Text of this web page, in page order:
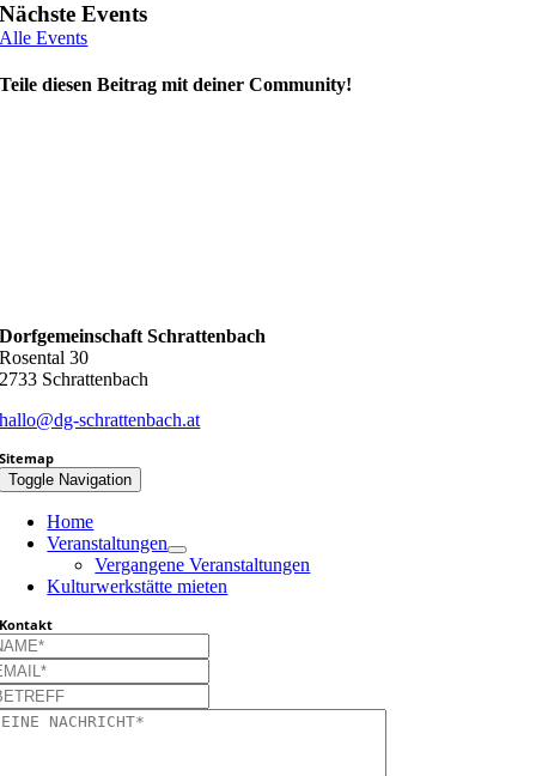
Nächste Events
Alle Events
Teile diesen Beitrag mit deiner Community!
Dorfgemeinschaft Schrattenbach
Rosental 30
2733 Schrattenbach
hallo@dg-schrattenbach.at
Sitemap
Toggle Navigation
Home
Veranstaltungen
Vergangene Veranstaltungen
Kulturwerkstätte mieten
Kontakt